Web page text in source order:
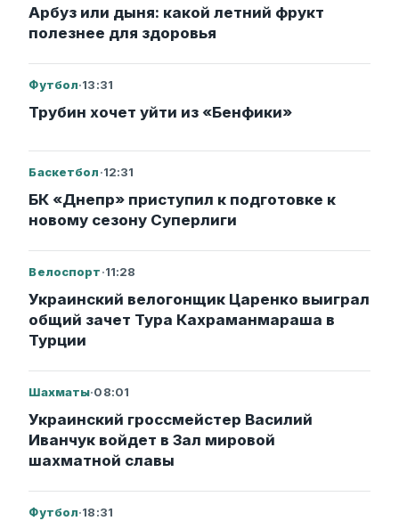
Арбуз или дыня: какой летний фрукт
полезнее для здоровья
Футбол·13:31
Трубин хочет уйти из «Бенфики»
Баскетбол·12:31
БК «Днепр» приступил к подготовке к
новому сезону Суперлиги
Велоспорт·11:28
Украинский велогонщик Царенко выиграл
общий зачет Тура Кахраманмараша в
Турции
Шахматы·08:01
Украинский гроссмейстер Василий
Иванчук войдет в Зал мировой
шахматной славы
Футбол·18:31